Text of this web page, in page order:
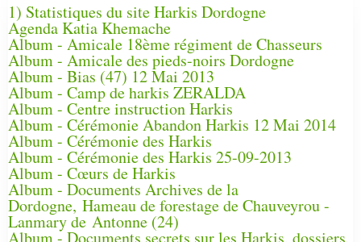
1) Statistiques du site Harkis Dordogne
Agenda Katia Khemache
Album - Amicale 18ème régiment de Chasseurs
Album - Amicale des pieds-noirs Dordogne
Album - Bias (47) 12 Mai 2013
Album - Camp de harkis ZERALDA
Album - Centre instruction Harkis
Album - Cérémonie Abandon Harkis 12 Mai 2014
Album - Cérémonie des Harkis
Album - Cérémonie des Harkis 25-09-2013
Album - Cœurs de Harkis
Album - Documents Archives de la
Dordogne, Hameau de forestage de Chauveyrou -
Lanmary de Antonne (24)